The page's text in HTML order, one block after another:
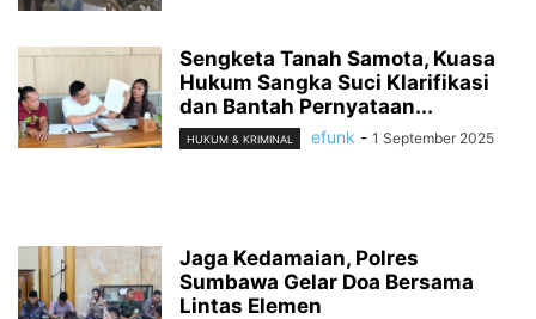
Sengketa Tanah Samota, Kuasa
Hukum Sangka Suci Klarifikasi
dan Bantah Pernyataan...
HUKUM & KRIMINAL efunk - 1 September 2025
Jaga Kedamaian, Polres
Sumbawa Gelar Doa Bersama
Lintas Elemen